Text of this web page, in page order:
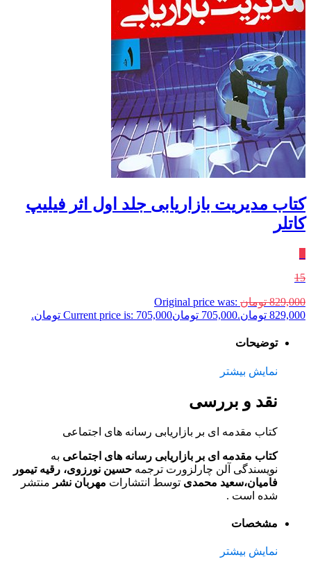
کتاب مدیریت بازاریابی جلد اول اثر فیلیپ
کاتلر
15
829,000 تومان Original price was:
829,000 تومان.
705,000 تومانCurrent price is: 705,000 تومان.
توضیحات
نمایش بیشتر
نقد و بررسی
کتاب مقدمه ای بر بازاریابی رسانه های اجتماعی
کتاب مقدمه ای بر بازاریابی رسانه های اجتماعی به
نویسندگی آلن چارلزورت ترجمه حسین نورزوی، رقیه تیمور
فامیان،سعید محمدی توسط انتشارات مهربان نشر منتشر
شده است .
مشخصات
نمایش بیشتر